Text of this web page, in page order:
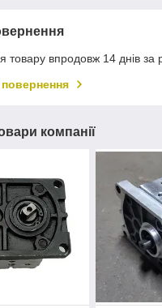
товару впродовж 14 днів за
компанії